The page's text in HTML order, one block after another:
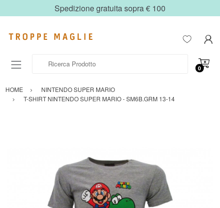
Spedizione gratuita sopra € 100
0
HOME
NINTENDO SUPER MARIO
T-SHIRT NINTENDO SUPER MARIO - SM6B.GRM 13-14